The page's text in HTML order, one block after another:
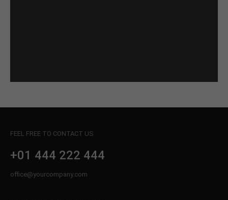
FEEL FREE TO CONTACT US
+01 444 222 444
office@yourcompany.com